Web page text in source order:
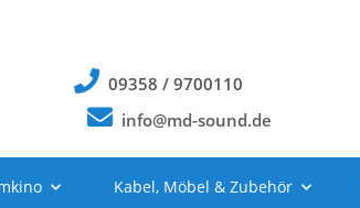
09358 / 9700110
info@md-sound.de
Kabel, Möbel & Zubehör